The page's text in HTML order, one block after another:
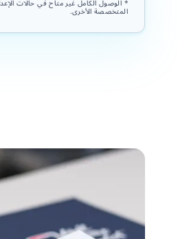
* الوصول الكامل غير متاح في حالات
المتخصصة الأخرى.